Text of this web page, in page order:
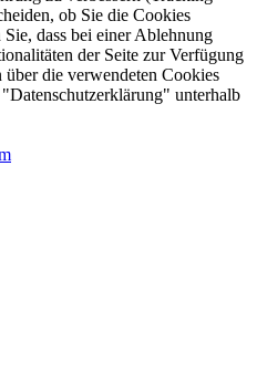
ob Sie die Cookies
dass bei einer Ablehnung
der Seite zur Verfügung
die verwendeten Cookies
unterhalb